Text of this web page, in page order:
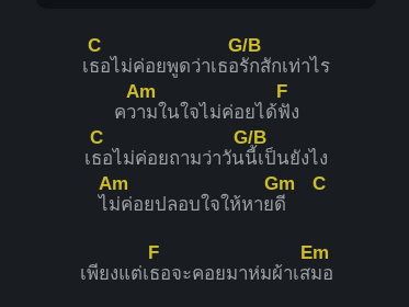
เ
C
ธอไม่ค่อยพูดว่าเธอ
G/B
รักสักเท่าไร
คว
Am
ามในใจไม่ค่อยได้
F
ฟัง
เ
C
ธอไม่ค่อยถามว่าวัน
G/B
นี้เป็นยังไง
ไ
Am
ม่ค่อยปลอบใจให้หาย
Gm
ดี
C
เพียงแต่เ
F
ธอจะคอยมาห่มผ้าเส
Em
มอ